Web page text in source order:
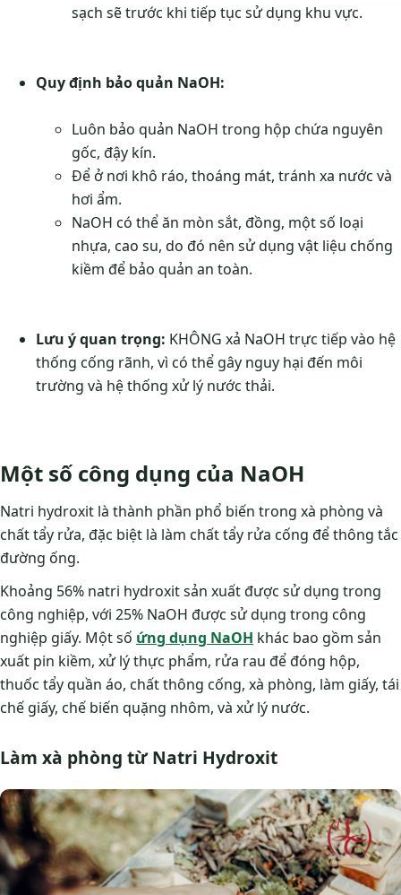
sạch sẽ trước khi tiếp tục sử dụng khu vực.
Quy định bảo quản NaOH:
Luôn bảo quản NaOH trong hộp chứa nguyên
gốc, đậy kín.
Để ở nơi khô ráo, thoáng mát, tránh xa nước và
hơi ẩm.
NaOH có thể ăn mòn sắt, đồng, một số loại
nhựa, cao su, do đó nên sử dụng vật liệu chống
kiềm để bảo quản an toàn.
Lưu ý quan trọng: KHÔNG xả NaOH trực tiếp vào hệ
thống cống rãnh, vì có thể gây nguy hại đến môi
trường và hệ thống xử lý nước thải.
Một số công dụng của NaOH
Natri hydroxit là thành phần phổ biến trong xà phòng và
chất tẩy rửa, đặc biệt là làm chất tẩy rửa cống để thông tắc
đường ống.
Khoảng 56% natri hydroxit sản xuất được sử dụng trong
công nghiệp, với 25% NaOH được sử dụng trong công
nghiệp giấy. Một số ứng dụng NaOH khác bao gồm sản
xuất pin kiềm, xử lý thực phẩm, rửa rau để đóng hộp,
thuốc tẩy quần áo, chất thông cống, xà phòng, làm giấy, tái
chế giấy, chế biến quặng nhôm, và xử lý nước.
Làm xà phòng từ Natri Hydroxit